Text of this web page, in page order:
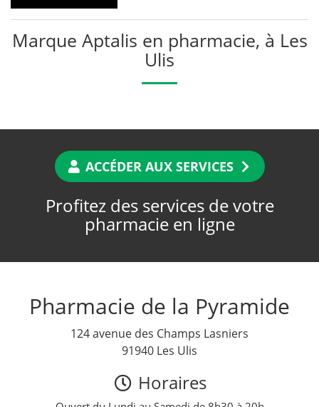
Marque Aptalis en pharmacie, à Les
Ulis
ACCÉDER AUX SERVICES
Profitez des services de votre
pharmacie en ligne
Pharmacie de la Pyramide
124 avenue des Champs Lasniers
91940 Les Ulis
Horaires